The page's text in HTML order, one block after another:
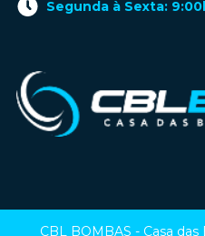
Segunda à Sexta:
CBL BOMBAS - Casa